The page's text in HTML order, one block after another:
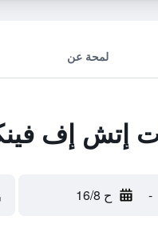
لمحة عن
إتش إف
- ح 16/8